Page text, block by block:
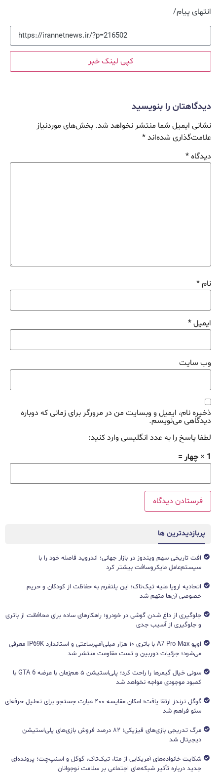
انتهای پیام/
کپی لینک خبر
دیدگاهتان را بنویسید
نشانی ایمیل شما منتشر نخواهد شد. بخش‌های موردنیاز
علامت‌گذاری شده‌اند*
دیدگاه*
نام*
ایمیل*
وب‌ سایت
ذخیره نام، ایمیل و وبسایت من در مرورگر برای زمانی که دوباره
دیدگاهی می‌نویسم.
لطفا پاسخ را به عدد انگلیسی وارد کنید:
1 × چهار =
پربازدیدترین ها
افت تاریخی سهم ویندوز در بازار جهانی؛ اندروید فاصله خود را با
سیستم‌عامل مایکروسافت بیشتر کرد
اتحادیه اروپا علیه تیک‌تاک؛ این پلتفرم به حفاظت از کودکان و حریم
خصوصی آن‌ها متهم شد
جلوگیری از داغ شدن گوشی در خودرو؛ راهکارهای ساده برای محافظت از باتری
و جلوگیری از آسیب جدی
اوپو A7 Pro Max با باتری ۱۰ هزار میلی‌آمپرساعتی و استاندارد IP69K معرفی
می‌شود؛ جزئیات دوربین و تست مقاومت منتشر شد
سونی خیال گیمرها را راحت کرد؛ پلی‌استیشن ۵ هم‌زمان با عرضه GTA 6 با
کمبود موجودی مواجه نخواهد شد
گوگل ترندز ارتقا یافت؛ امکان مقایسه ۴۰۰ عبارت جستجو برای تحلیل حرفه‌ای
سئو فراهم شد
مرگ تدریجی بازی‌های فیزیکی؛ ۸۲ درصد فروش بازی‌های پلی‌استیشن
دیجیتال شد
شکایت خانواده‌های آمریکایی از متا، تیک‌تاک، گوگل و اسنپ‌چت؛ پرونده‌ای
جدید درباره تأثیر شبکه‌های اجتماعی بر سلامت نوجوانان